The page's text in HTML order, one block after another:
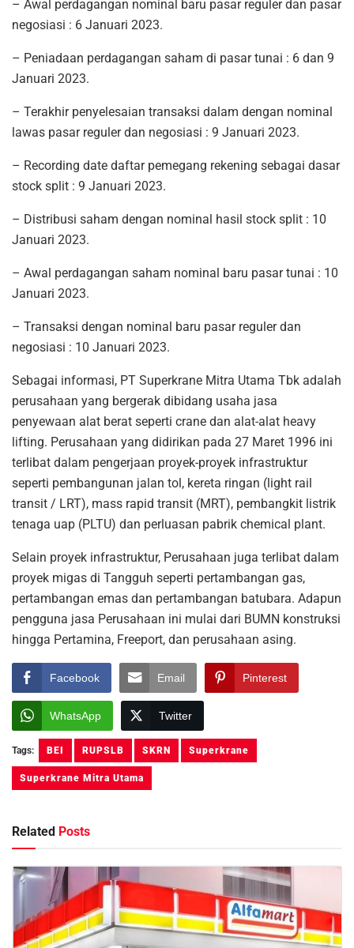
– Awal perdagangan nominal baru pasar reguler dan pasar
negosiasi : 6 Januari 2023.
– Peniadaan perdagangan saham di pasar tunai : 6 dan 9
Januari 2023.
– Terakhir penyelesaian transaksi dalam dengan nominal
lawas pasar reguler dan negosiasi : 9 Januari 2023.
– Recording date daftar pemegang rekening sebagai dasar
stock split : 9 Januari 2023.
– Distribusi saham dengan nominal hasil stock split : 10
Januari 2023.
– Awal perdagangan saham nominal baru pasar tunai : 10
Januari 2023.
– Transaksi dengan nominal baru pasar reguler dan
negosiasi : 10 Januari 2023.
Sebagai informasi, PT Superkrane Mitra Utama Tbk adalah
perusahaan yang bergerak dibidang usaha jasa
penyewaan alat berat seperti crane dan alat-alat heavy
lifting. Perusahaan yang didirikan pada 27 Maret 1996 ini
terlibat dalam pengerjaan proyek-proyek infrastruktur
seperti pembangunan jalan tol, kereta ringan (light rail
transit / LRT), mass rapid transit (MRT), pembangkit listrik
tenaga uap (PLTU) dan perluasan pabrik chemical plant.
Selain proyek infrastruktur, Perusahaan juga terlibat dalam
proyek migas di Tangguh seperti pertambangan gas,
pertambangan emas dan pertambangan batubara. Adapun
pengguna jasa Perusahaan ini mulai dari BUMN konstruksi
hingga Pertamina, Freeport, dan perusahaan asing.
Facebook Email Pinterest
WhatsApp Twitter
Tags: BEI RUPSLB SKRN Superkrane
Superkrane Mitra Utama
Related Posts